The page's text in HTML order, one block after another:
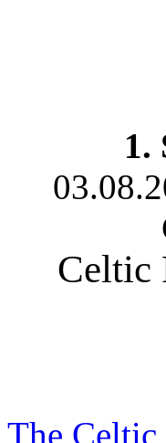
1.
Celtic
The